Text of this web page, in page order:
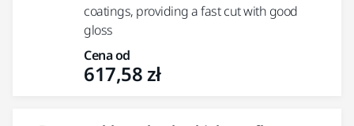
coatings, providing a fast cut with good
gloss
Cena od
617,58 zł